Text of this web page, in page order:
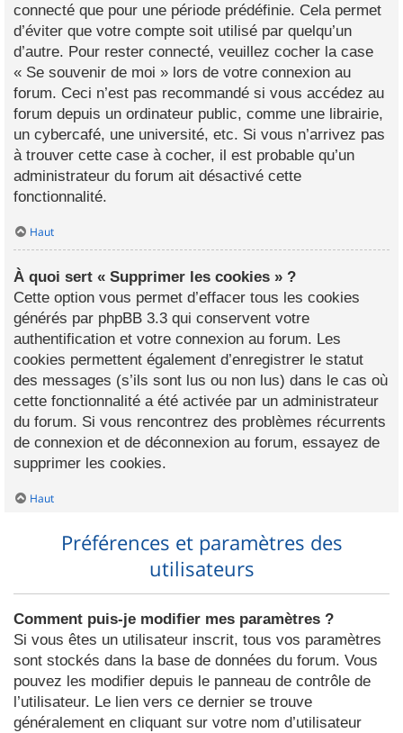
connecté que pour une période prédéfinie. Cela permet
d’éviter que votre compte soit utilisé par quelqu’un
d’autre. Pour rester connecté, veuillez cocher la case
« Se souvenir de moi » lors de votre connexion au
forum. Ceci n’est pas recommandé si vous accédez au
forum depuis un ordinateur public, comme une librairie,
un cybercafé, une université, etc. Si vous n’arrivez pas
à trouver cette case à cocher, il est probable qu’un
administrateur du forum ait désactivé cette
fonctionnalité.
Haut
À quoi sert « Supprimer les cookies » ?
Cette option vous permet d’effacer tous les cookies
générés par phpBB 3.3 qui conservent votre
authentification et votre connexion au forum. Les
cookies permettent également d’enregistrer le statut
des messages (s’ils sont lus ou non lus) dans le cas où
cette fonctionnalité a été activée par un administrateur
du forum. Si vous rencontrez des problèmes récurrents
de connexion et de déconnexion au forum, essayez de
supprimer les cookies.
Haut
Préférences et paramètres des
utilisateurs
Comment puis-je modifier mes paramètres ?
Si vous êtes un utilisateur inscrit, tous vos paramètres
sont stockés dans la base de données du forum. Vous
pouvez les modifier depuis le panneau de contrôle de
l’utilisateur. Le lien vers ce dernier se trouve
généralement en cliquant sur votre nom d’utilisateur